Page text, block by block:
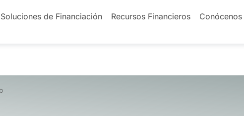
Soluciones de Financiación Recursos Financieros Conócenos